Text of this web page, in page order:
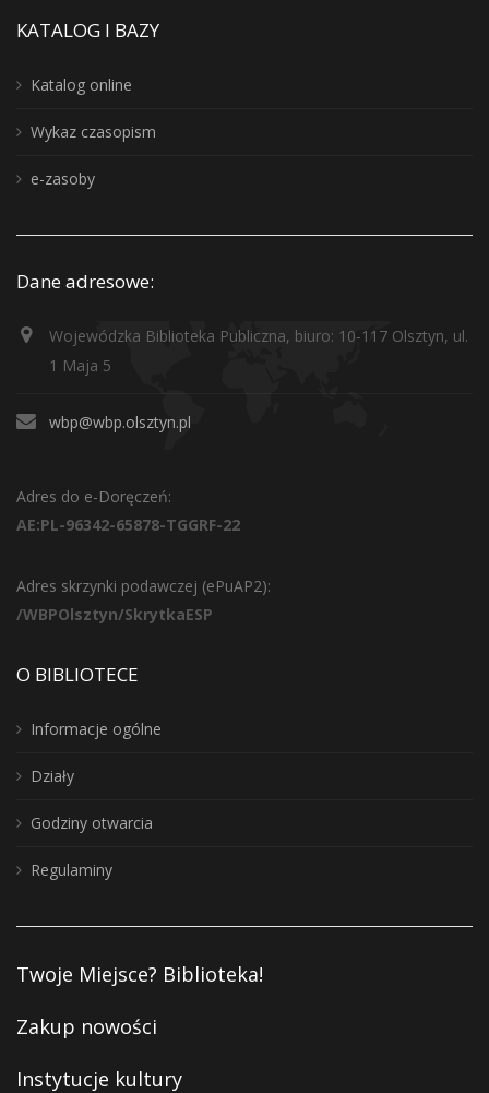
KATALOG I BAZY
Katalog online
Wykaz czasopism
e-zasoby
Dane adresowe:
Wojewódzka Biblioteka Publiczna, biuro: 10-117 Olsztyn, ul.
1 Maja 5
wbp@wbp.olsztyn.pl
Adres do e-Doręczeń:
AE:PL-96342-65878-TGGRF-22
Adres skrzynki podawczej (ePuAP2):
/WBPOlsztyn/SkrytkaESP
O BIBLIOTECE
Informacje ogólne
Działy
Godziny otwarcia
Regulaminy
Twoje Miejsce? Biblioteka!
Zakup nowości
Instytucje kultury